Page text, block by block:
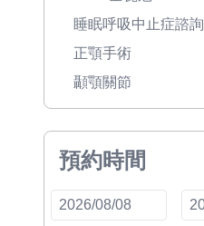
睡眠呼吸中止症諮詢
正顎手術
顳顎關節
預約時間